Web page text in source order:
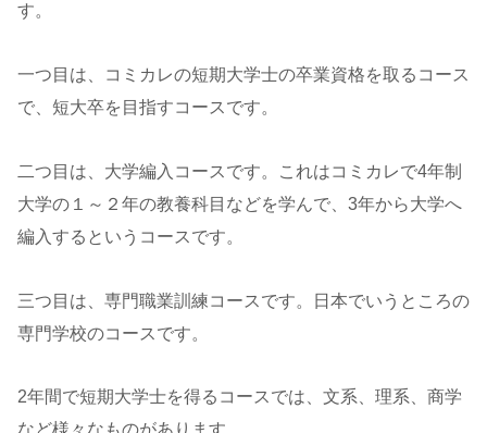
す。
一つ目は、コミカレの短期大学士の卒業資格を取るコース
で、短大卒を目指すコースです。
二つ目は、大学編入コースです。これはコミカレで4年制
大学の１～２年の教養科目などを学んで、3年から大学へ
編入するというコースです。
三つ目は、専門職業訓練コースです。日本でいうところの
専門学校のコースです。
2年間で短期大学士を得るコースでは、文系、理系、商学